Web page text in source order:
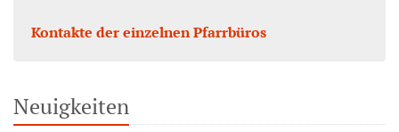
Kontakte der einzelnen Pfarrbüros
Neuigkeiten